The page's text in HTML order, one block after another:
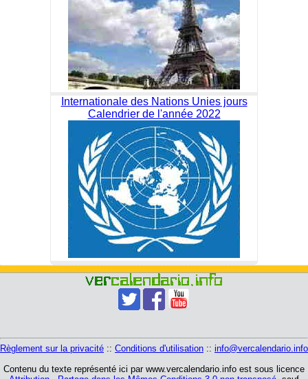
Internationale des Nations Unies jours
Calendrier de l'année 2022
Règlement sur la privacité :: Conditions d'utilisation :: info@vercalendario.info
Contenu du texte représenté ici par www.vercalendario.info est sous licence